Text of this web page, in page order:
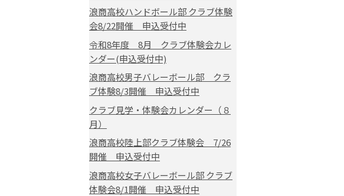
浪商高校ハンドボール部 クラブ体験
会8/22開催 申込受付中
令和8年度 8月 クラブ体験会カレ
ンダー(申込受付中)
浪商高校男子バレーボール部 クラ
ブ体験8/3開催 申込受付中
クラブ見学・体験会カレンダー（８
月）
浪商高校陸上部クラブ体験会 7/26
開催 申込受付中
浪商高校女子バレーボール部 クラブ
体験会8/1開催 申込受付中